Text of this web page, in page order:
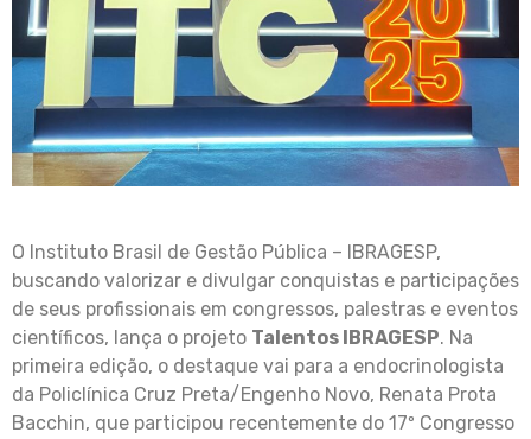
O Instituto Brasil de Gestão Pública – IBRAGESP,
buscando valorizar e divulgar conquistas e participações
de seus profissionais em congressos, palestras e eventos
científicos, lança o projeto Talentos IBRAGESP. Na
primeira edição, o destaque vai para a endocrinologista
da Policlínica Cruz Preta/Engenho Novo, Renata Prota
Bacchin, que participou recentemente do 17º Congresso